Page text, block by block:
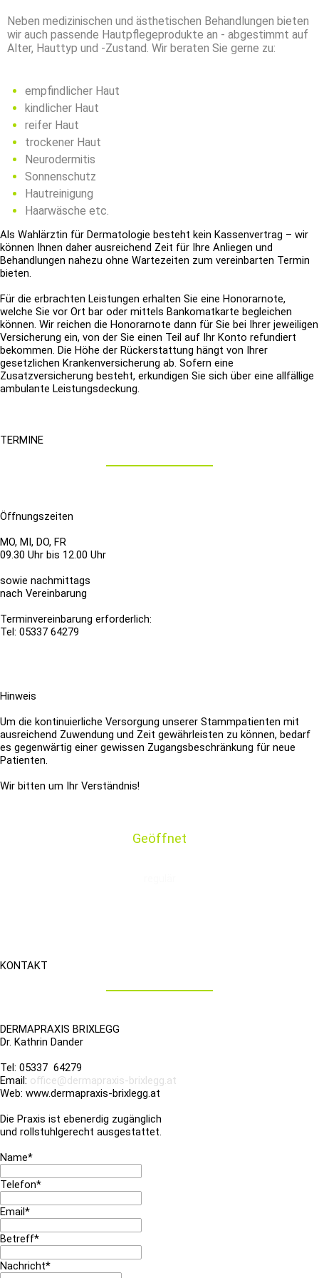
Neben medizinischen und ästhetischen Behandlungen bieten
wir auch passende Hautpflegeprodukte an - abgestimmt auf
Alter, Hauttyp und -Zustand. Wir beraten Sie gerne zu:
empfindlicher Haut
kindlicher Haut
reifer Haut
trockener Haut
Neurodermitis
Sonnenschutz
Hautreinigung
Haarwäsche etc.
Als Wahlärztin für Dermatologie besteht kein Kassenvertrag – wir
können Ihnen daher ausreichend Zeit für Ihre Anliegen und
Behandlungen nahezu ohne Wartezeiten zum vereinbarten Termin
bieten.
Für die erbrachten Leistungen erhalten Sie eine Honorarnote,
welche Sie vor Ort bar oder mittels Bankomatkarte begleichen
können. Wir reichen die Honorarnote dann für Sie bei Ihrer jeweiligen
Versicherung ein, von der Sie einen Teil auf Ihr Konto refundiert
bekommen. Die Höhe der Rückerstattung hängt von Ihrer
gesetzlichen Krankenversicherung ab. Sofern eine
Zusatzversicherung besteht, erkundigen Sie sich über eine allfällige
ambulante Leistungsdeckung.
TERMINE
Öffnungszeiten
MO, MI, DO, FR
09.30 Uhr bis 12.00 Uhr
sowie nachmittags
nach Vereinbarung
Terminvereinbarung erforderlich:
Tel: 05337 64279
Hinweis
Um die kontinuierliche Versorgung unserer Stammpatienten mit
ausreichend Zuwendung und Zeit gewährleisten zu können, bedarf
es gegenwärtig einer gewissen Zugangsbeschränkung für neue
Patienten.
Wir bitten um Ihr Verständnis!
Geöffnet
KONTAKT
DERMAPRAXIS BRIXLEGG
Dr. Kathrin Dander
Tel: 05337 64279
Email: office@dermapraxis-brixlegg.at
Web: www.dermapraxis-brixlegg.at
Die Praxis ist ebenerdig zugänglich
und rollstuhlgerecht ausgestattet.
Name*
Telefon*
Email*
Betreff*
Nachricht*